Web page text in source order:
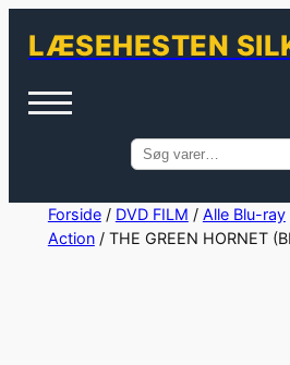
LÆSEHESTEN
Søg
SpringForside/ DVD FILM / Alle Blu-ray
Action/ THE GREEN HORNET